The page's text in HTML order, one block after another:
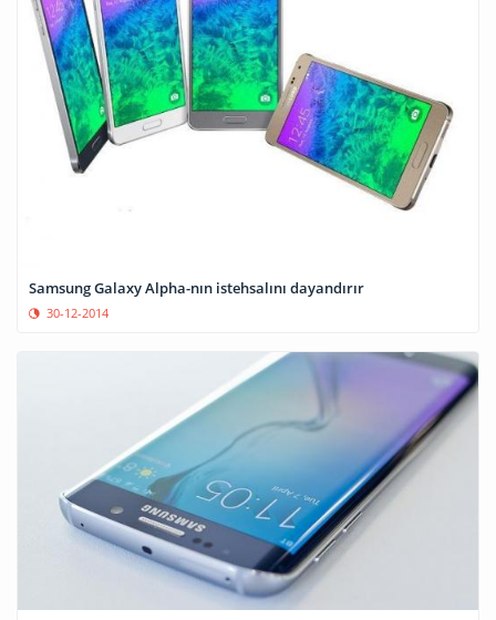
Samsung Galaxy Alpha-nın istehsalını dayandırır
30-12-2014